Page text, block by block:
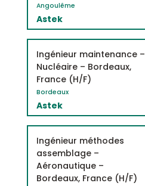
Astek
Angoulême
Ingénieur maintenance –
Nucléaire – Bordeaux,
France (H/F)
Astek
Bordeaux
Ingénieur méthodes
assemblage –
Aéronautique –
Bordeaux, France (H/F)